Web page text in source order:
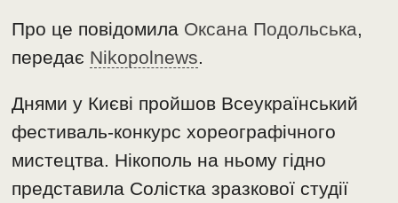
Про це повідомила Оксана Подольська,
передає Nikopolnews.
Днями у Києві пройшов Всеукраїнський
фестиваль-конкурс хореографічного
мистецтва. Нікополь на ньому гідно
представила Солістка зразкової студії